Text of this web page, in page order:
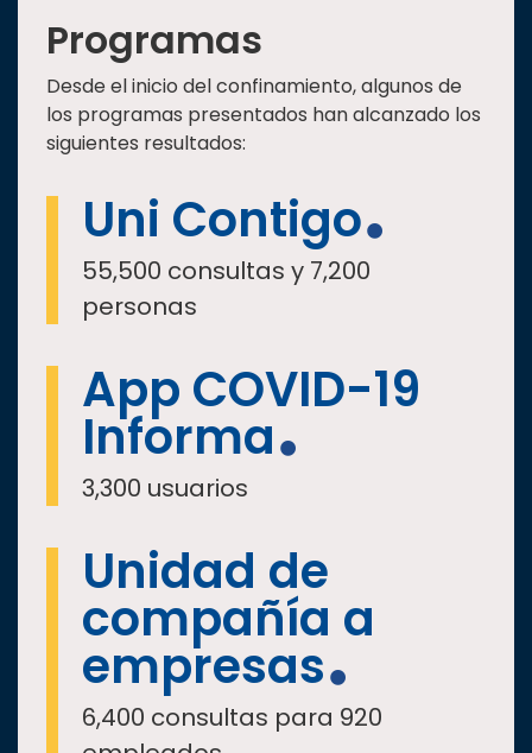
Programas
Desde el inicio del confinamiento, algunos de
los programas presentados han alcanzado los
siguientes resultados:
Uni Contigo
55,500 consultas y 7,200
personas
App COVID-19
Informa
3,300 usuarios
Unidad de
compañía a
empresas
6,400 consultas para 920